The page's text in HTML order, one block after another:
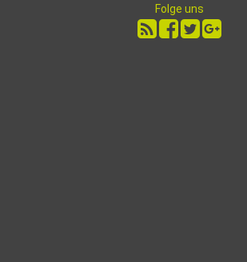
Folge uns